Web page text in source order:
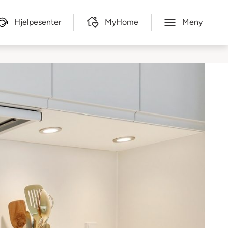
Hjelpesenter MyHome Meny